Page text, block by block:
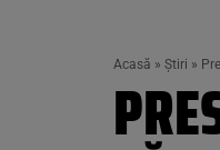
Acasă » Știri »